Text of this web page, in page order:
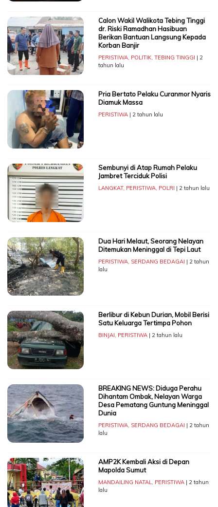
Calon Wakil Walikota Tebing Tinggi
dr. Riski Ramadhan Hasibuan
Berikan Bantuan Langsung Kepada
Korban Banjir
PERISTIWA, POLITIK, TEBING TINGGI | 2
tahun lalu
Pria Bertato Pelaku Curanmor Nyaris
Diamuk Massa
PERISTIWA| 2 tahun lalu
Sembunyi di Atap Rumah Pelaku
Jambret Terciduk Polisi
LANGKAT, PERISTIWA, POLRI | 2 tahun lalu
Dua Hari Melaut, Seorang Nelayan
Ditemukan Meninggal di Tepi Laut
PERISTIWA, SERDANG BEDAGAI | 2 tahun
lalu
Berlibur di Kebun Durian, Mobil Berisi
Satu Keluarga Tertimpa Pohon
BINJAI, PERISTIWA| 2 tahun lalu
BREAKING NEWS: Diduga Perahu
Dihantam Ombak, Nelayan Warga
Desa Pematang Guntung Meninggal
Dunia
PERISTIWA, SERDANG BEDAGAI | 2 tahun
lalu
AMP2K Kembali Aksi di Depan
Mapolda Sumut
MANDAILING NATAL, PERISTIWA| 2 tahun
lalu